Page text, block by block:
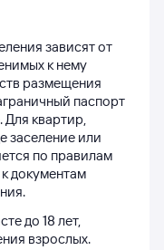
зависят от
к нему
размещения
паспорт
Для квартир,
заселение или
по правилам
документам
до 18 лет,
взрослых.